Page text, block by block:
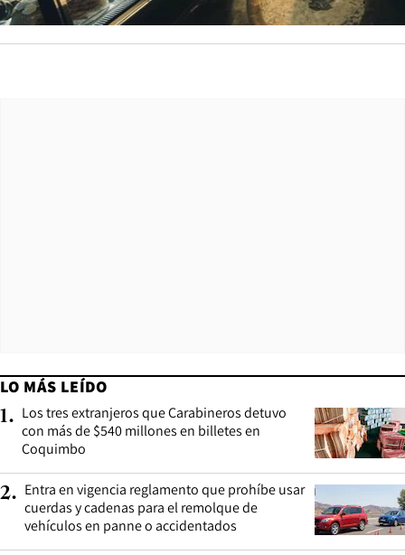
LO MÁS LEÍDO
1. Los tres extranjeros que Carabineros detuvo
con más de $540 millones en billetes en
Coquimbo
2. Entra en vigencia reglamento que prohíbe usar
cuerdas y cadenas para el remolque de
vehículos en panne o accidentados